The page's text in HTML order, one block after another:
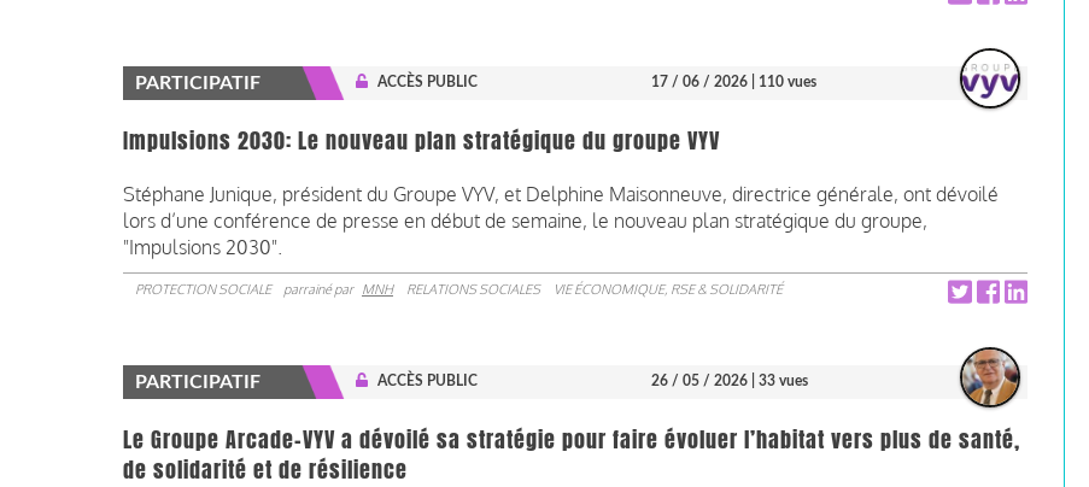
PARTICIPATIF ACCÈS PUBLIC 17 / 06 / 2026 | 110 vues
Impulsions 2030: Le nouveau plan stratégique du groupe VYV
Stéphane Junique, président du Groupe VYV, et Delphine Maisonneuve, directrice générale, ont dévoilé
lors d’une conférence de presse en début de semaine, le nouveau plan stratégique du groupe,
"Impulsions 2030".
PROTECTION SOCIALE parrainé par MNH RELATIONS SOCIALES VIE ÉCONOMIQUE, RSE & SOLIDARITÉ
PARTICIPATIF ACCÈS PUBLIC 26 / 05 / 2026 | 33 vues
Le Groupe Arcade-VYV a dévoilé sa stratégie pour faire évoluer l’habitat vers plus de santé,
de solidarité et de résilience